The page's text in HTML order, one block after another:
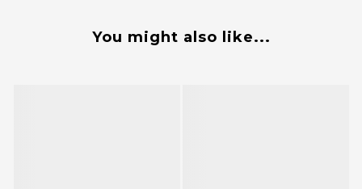
You might also like...